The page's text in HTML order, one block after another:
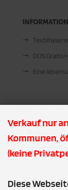
DOS Gratis
Eine
Verkauf nur
Kommunen,
(keine
Diese